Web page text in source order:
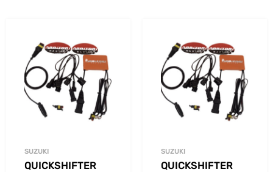
SUZUKI
QUICKSHIFTER
SUZUKI
QUICKSHIFTER